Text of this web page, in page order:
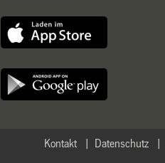
Datenschutz
Kontakt